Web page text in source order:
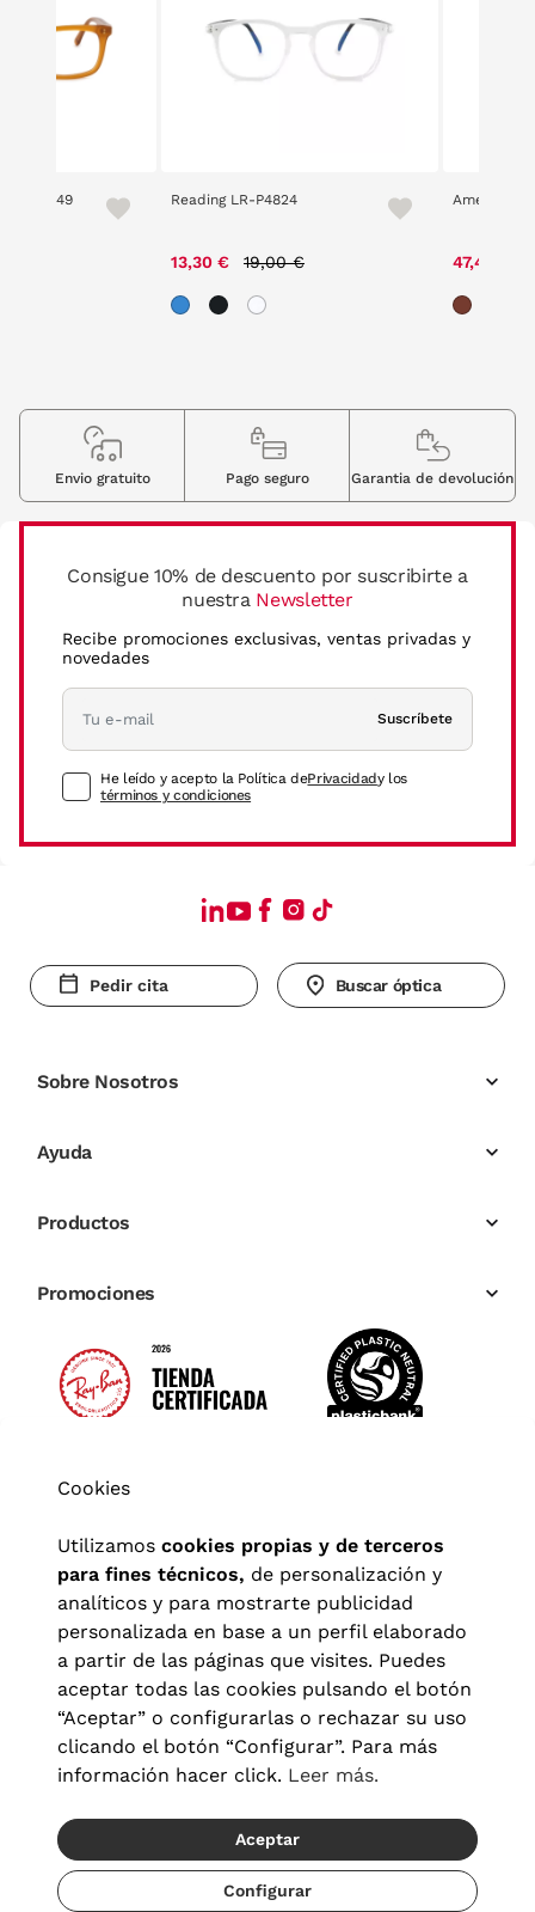
Recíbelo del 22/08 al 24/08
2201 249 Reading LR-P4824
13,30 € 19,00 €
American
47,40 €
Consigue 10% de descuento por suscribirte a
nuestra Newsletter
Recibe promociones exclusivas, ventas privadas y
novedades
Suscríbete
He leído y acepto la Política dePrivacidady los
términos y condiciones
Envio gratuito Pago seguro Garantia de devolución
Pedir cita Buscar óptica
Sobre Nosotros
Ayuda
Productos
Promociones
Aviso legal| Política de privacidad Términos y condiciones
Política de cookies|Configuración de cookies
© 2026 Visionlab España
Cookies
Utilizamos cookies propias y de terceros
para fines técnicos, de personalización y
analíticos y para mostrarte publicidad
personalizada en base a un perfil elaborado
a partir de las páginas que visites. Puedes
aceptar todas las cookies pulsando el botón
“Aceptar” o configurarlas o rechazar su uso
clicando el botón “Configurar”. Para más
información hacer click. Leer más.
Aceptar
Configurar